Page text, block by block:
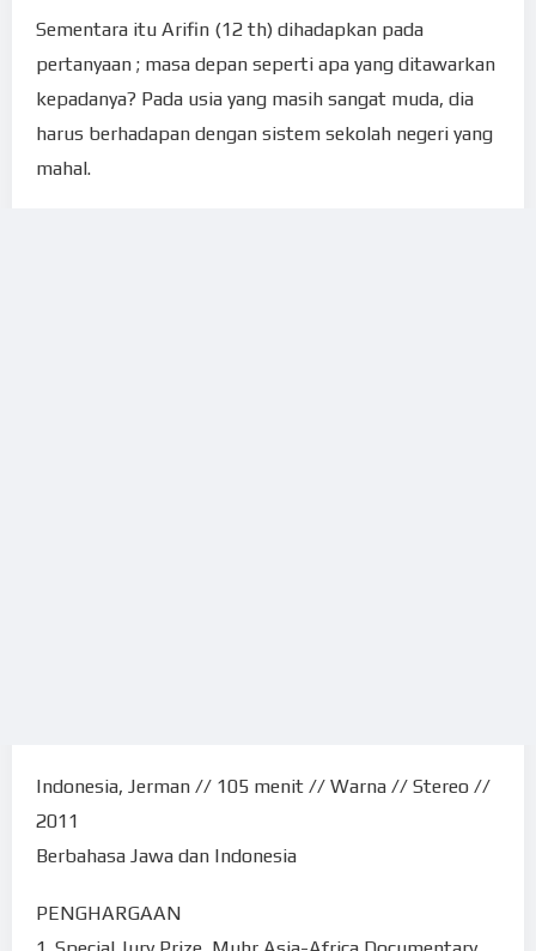
Sementara itu Arifin (12 th) dihadapkan pada
pertanyaan ; masa depan seperti apa yang ditawarkan
kepadanya? Pada usia yang masih sangat muda, dia
harus berhadapan dengan sistem sekolah negeri yang
mahal.
Indonesia, Jerman // 105 menit // Warna // Stereo //
2011
Berbahasa Jawa dan Indonesia
PENGHARGAAN